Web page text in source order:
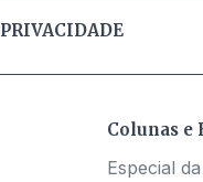
PRIVACIDADE
Colunas e
Especial